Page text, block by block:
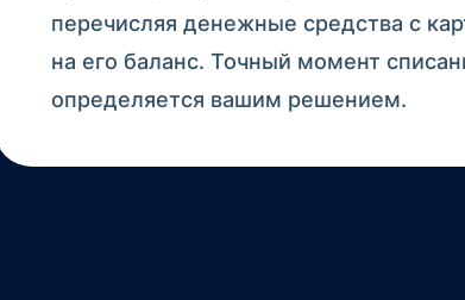
перечисляя денежные средства с
на его баланс. Точный момент
определяется вашим решением.